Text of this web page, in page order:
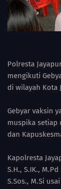
Polresta
mengikuti
di wilayah Kota
Gebyar vaksin
muspika setiap
dan
Kapolresta
S.H., S.IK.,
S.Sos., M.Si